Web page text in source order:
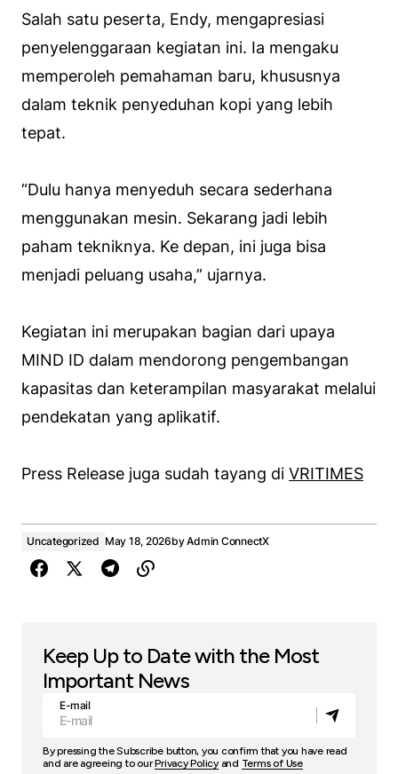
Salah satu peserta, Endy, mengapresiasi
penyelenggaraan kegiatan ini. Ia mengaku
memperoleh pemahaman baru, khususnya
dalam teknik penyeduhan kopi yang lebih
tepat.
“Dulu hanya menyeduh secara sederhana
menggunakan mesin. Sekarang jadi lebih
paham tekniknya. Ke depan, ini juga bisa
menjadi peluang usaha,” ujarnya.
Kegiatan ini merupakan bagian dari upaya
MIND ID dalam mendorong pengembangan
kapasitas dan keterampilan masyarakat melalui
pendekatan yang aplikatif.
Press Release juga sudah tayang di VRITIMES
Uncategorized May 18, 2026byAdmin ConnectX
Keep Up to Date with the Most
Important News
E-mail
By pressing the Subscribe button, you confirm that you have read
and are agreeing to ourPrivacy Policyand Terms of Use